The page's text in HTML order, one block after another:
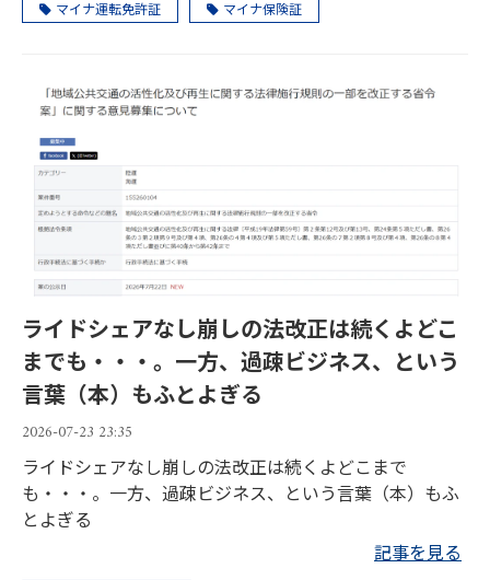
マイナ運転免許証 マイナ保険証
ライドシェアなし崩しの法改正は続くよどこ
までも・・・。一方、過疎ビジネス、という
言葉（本）もふとよぎる
2026-07-23 23:35
ライドシェアなし崩しの法改正は続くよどこまで
も・・・。一方、過疎ビジネス、という言葉（本）もふ
とよぎる
記事を見る